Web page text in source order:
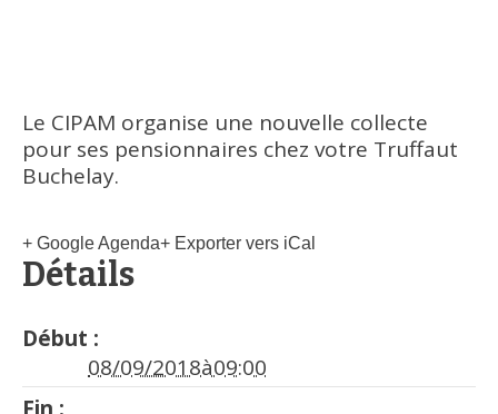
Le CIPAM organise une nouvelle collecte
pour ses pensionnaires chez votre Truffaut
Buchelay.
+ Google Agenda+ Exporter vers iCal
Détails
Début :
08/09/2018à09:00